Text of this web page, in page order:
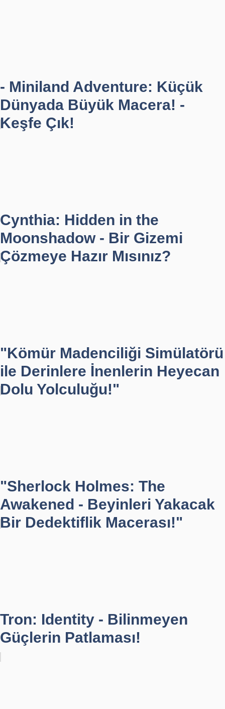
- Miniland Adventure: Küçük
Dünyada Büyük Macera! -
Keşfe Çık!
Cynthia: Hidden in the
Moonshadow - Bir Gizemi
Çözmeye Hazır Mısınız?
"Kömür Madenciliği Simülatörü
ile Derinlere İnenlerin Heyecan
Dolu Yolculuğu!"
"Sherlock Holmes: The
Awakened - Beyinleri Yakacak
Bir Dedektiflik Macerası!"
Tron: Identity - Bilinmeyen
Güçlerin Patlaması!